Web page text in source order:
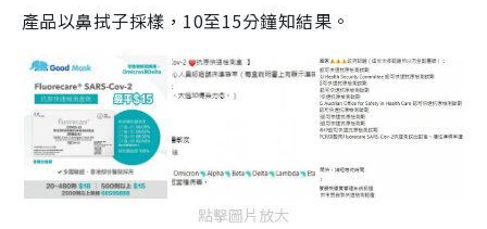
產品以鼻拭子採樣，10至15分鐘知結果。
點擊圖片放大